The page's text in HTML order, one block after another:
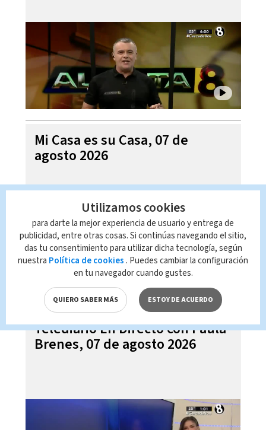
Mi Casa es su Casa, 07 de
agosto 2026
Telediario En Directo con Paula
Brenes, 07 de agosto 2026
Utilizamos cookies
para darte la mejor experiencia de usuario y entrega de
publicidad, entre otras cosas. Si continúas navegando el sitio,
das tu consentimiento para utilizar dicha tecnología, según
nuestra Política de cookies . Puedes cambiar la configuración
en tu navegador cuando gustes.
QUIERO SABER MÁS ESTOY DE ACUERDO